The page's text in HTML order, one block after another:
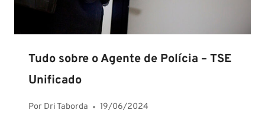
Tudo sobre o Agente de Polícia – TSE
Unificado
Por Dri Taborda 19/06/2024